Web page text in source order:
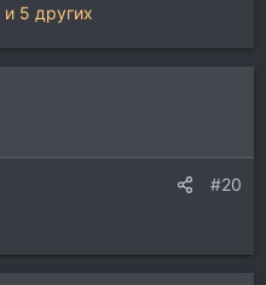
и 5 других
#20